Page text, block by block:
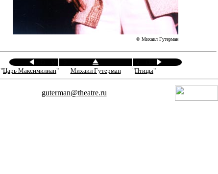
© Михаил Гутерман
"Царь Максимилиан" Михаил Гутерман "Птицы"
guterman@theatre.ru